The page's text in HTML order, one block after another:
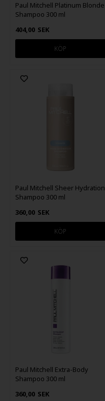
Paul Mitchell Platinum Blonde
Shampoo 300 ml
404,00 SEK
Paul Mitchell Sheer Hydration
Shampoo 300 ml
360,00 SEK
Paul Mitchell Extra-Body
Shampoo 300 ml
360,00 SEK